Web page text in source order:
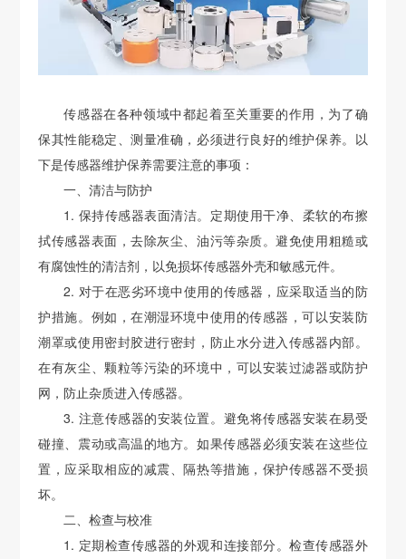
传感器在各种领域中都起着至关重要的作用，为了确
保其性能稳定、测量准确，必须进行良好的维护保养。以
下是传感器维护保养需要注意的事项：
一、清洁与防护
1. 保持传感器表面清洁。定期使用干净、柔软的布擦
拭传感器表面，去除灰尘、油污等杂质。避免使用粗糙或
有腐蚀性的清洁剂，以免损坏传感器外壳和敏感元件。
2. 对于在恶劣环境中使用的传感器，应采取适当的防
护措施。例如，在潮湿环境中使用的传感器，可以安装防
潮罩或使用密封胶进行密封，防止水分进入传感器内部。
在有灰尘、颗粒等污染的环境中，可以安装过滤器或防护
网，防止杂质进入传感器。
3. 注意传感器的安装位置。避免将传感器安装在易受
碰撞、震动或高温的地方。如果传感器必须安装在这些位
置，应采取相应的减震、隔热等措施，保护传感器不受损
坏。
二、检查与校准
1. 定期检查传感器的外观和连接部分。检查传感器外